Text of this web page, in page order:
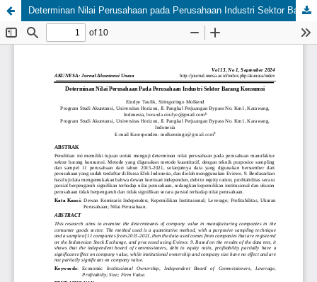
Determinan Nilai Perusahaan pada Perusahaan Industri Sektor Barang Konsumsi